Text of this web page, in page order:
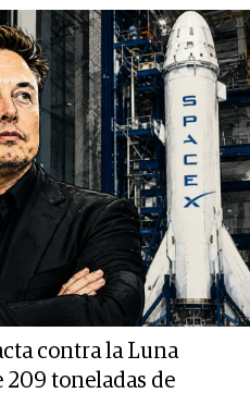
contra la Luna
209 toneladas de